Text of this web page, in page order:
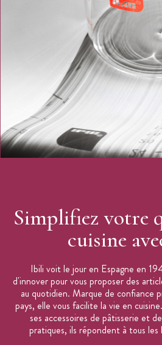
Simplifiez votre
cuisine
Ibili voit le jour en Espagne en
d'innover pour vous proposer des
au quotidien. Marque de confiance
pays, elle vous facilite la vie en
ses accessoires de pâtisserie et
pratiques, ils répondent à tous les